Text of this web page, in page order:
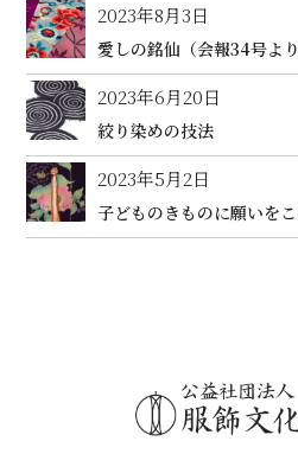
2023年8月3日
愛しの銘仙（会報34号より
2023年6月20日
絞り染めの技法
2023年5月2日
子どものきものに願いを